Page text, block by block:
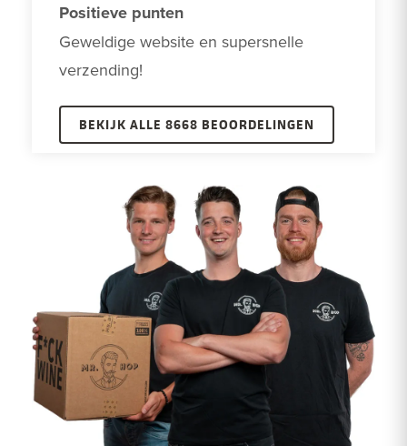
Positieve punten
Geweldige website en supersnelle
verzending!
BEKIJK ALLE 8668 BEOORDELINGEN